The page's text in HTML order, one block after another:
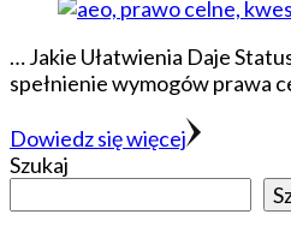
… Jakie Ułatwienia Daje
spełnienie wymogów prawa
Dowiedz się więcej
Szukaj